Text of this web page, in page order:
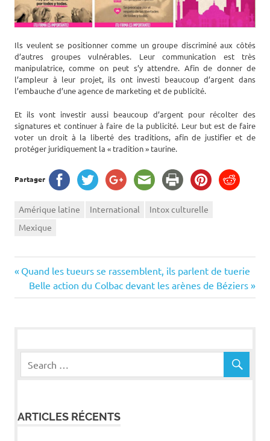
Ils veulent se positionner comme un groupe discriminé aux côtés
d’autres groupes vulnérables. Leur communication est très
manipulatrice, comme on peut s’y attendre. Afin de donner de
l’ampleur à leur projet, ils ont investi beaucoup d’argent dans
l’embauche d’une agence de marketing et de publicité.
Et ils vont investir aussi beaucoup d’argent pour récolter des
signatures et continuer à faire de la publicité. Leur but est de faire
voter un droit à la liberté des traditions, afin de justifier et de
protéger juridiquement la « tradition » taurine.
Partager
Amérique latine International
Intox culturelle
Mexique
Navigation
de
Previous
Post:
Quand les tueurs se rassemblent, ils parlent de tuerie
Next
Post:
Belle action du Colbac devant les arènes de Béziers
ARTICLES RÉCENTS